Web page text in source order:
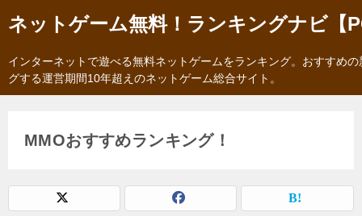
ネットゲーム無料！ランキングナビ【
インターネットで遊べる無料ネットゲームをランキング。おすすめ
グする運営期間10年超えのネットゲーム総合サイト。
MMOおすすめランキング！